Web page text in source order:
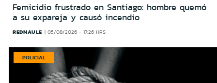
Femicidio frustrado en Santiago: hombre quemó
a su expareja y causó incendio
REDMAULE 05/08/2026 - 17:26 HRS
POLICIAL